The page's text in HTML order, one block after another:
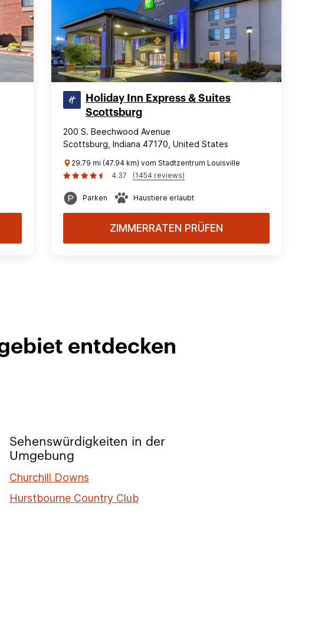
Holiday Inn Express & Suites
Scottsburg
200 S. Beechwood Avenue
Scottsburg, Indiana 47170, United States
29.79 mi (47.94 km) vom Stadtzentrum Louisville
4.37
(1454 reviews)
Parken Haustiere erlaubt
ZIMMERRATEN PRÜFEN
entdecken
Sehenswürdigkeiten in der
Umgebung
Churchill Downs
Hurstbourne Country Club